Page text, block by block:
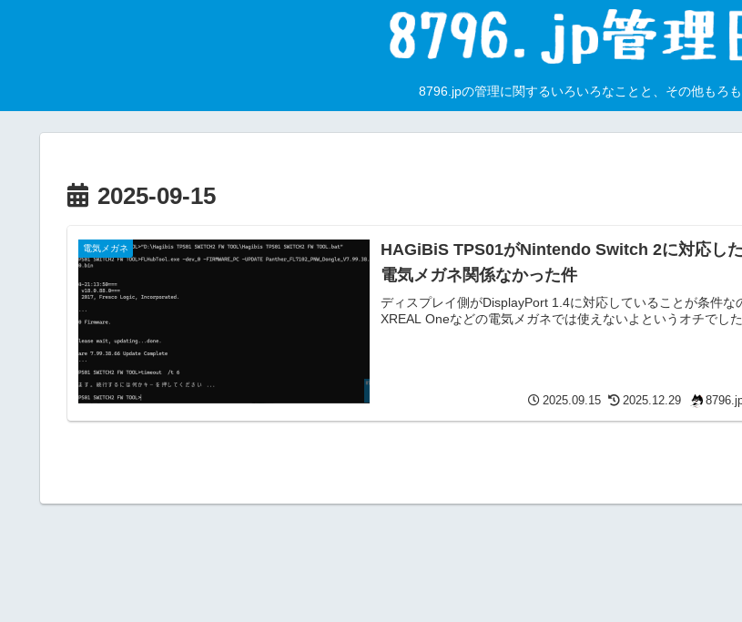
8796.jpの管理に関するいろいろなことと、その他もろも
2025-09-15
電気メガネ
HAGiBiS TPS01がNintendo Switch 2に対応し
電気メガネ関係なかった件
ディスプレイ側がDisplayPort 1.4に対応していることが条件な
XREAL Oneなどの電気メガネでは使えないよというオチでした
2025.09.15 2025.12.29